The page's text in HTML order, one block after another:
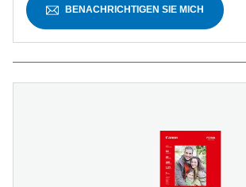
BENACHRICHTIGEN SIE MICH